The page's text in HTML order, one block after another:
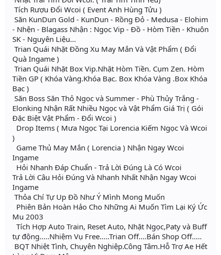
Tích Rượu Đổi Wcoi ( Event Anh Hùng Tửu )
Săn KunDun Gold - KunDun - Rồng Đỏ - Medusa - Elohim
- Nhện - Blagass Nhận : Ngọc Vip - Đồ - Hòm Tiền - Khuôn
SK - Nguyên Liệu...
Trian Quái Nhặt Đồng Xu May Mắn Và Vật Phẩm ( Đổi
Quà Ingame )
Trian Quái Nhặt Box Vip.Nhặt Hòm Tiền. Cụm Zen. Hòm
Tiền GP ( Khóa Vàng.Khóa Bạc. Box Khóa Vàng .Box Khóa
Bạc )
Săn Boss Săn Thỏ Ngọc và Summer - Phù Thủy Trắng -
Elonking Nhận Rất Nhiều Ngọc và Vật Phẩm Giá Trị ( Gói
Đặc Biệt Vật Phẩm - Đổi Wcoi )
Drop Items ( Mưa Ngọc Tại Lorencia Kiếm Ngọc Và Wcoi
)
Game Thủ May Mắn ( Lorencia ) Nhận Ngay Wcoi
Ingame
Hỏi Nhanh Đáp Chuẩn - Trả Lời Đúng Là Có Wcoi
Trả Lời Câu Hỏi Đúng Và Nhanh Nhất Nhận Ngay Wcoi
Ingame
Thỏa Chí Tự Up Đồ Như Ý Mình Mong Muốn
Phiên Bản Hoàn Hảo Cho Những Ai Muốn Tìm Lại Ký Ức
Mu 2003
Tích Hợp Auto Train, Reset Auto, Nhặt Ngọc,Paty và Buff
tự động.....Nhiệm Vụ Free.....Trian Off....Bán Shop Off.....
BQT Nhiệt Tình, Chuyên Nghiệp.Công Tâm.Hỗ Trợ Ae Hết